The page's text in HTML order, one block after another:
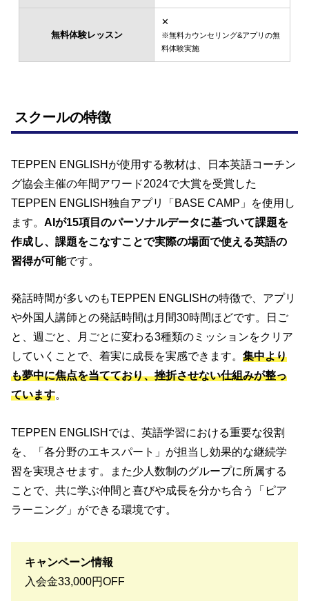
無料体験レッスン
✕
※無料カウンセリング&アプリの無
料体験実施
スクールの特徴
TEPPEN ENGLISHが使用する教材は、日本英語コーチン
グ協会主催の年間アワード2024で大賞を受賞した
TEPPEN ENGLISH独自アプリ「BASE CAMP」を使用し
ます。AIが15項目のパーソナルデータに基づいて課題を
作成し、課題をこなすことで実際の場面で使える英語の
習得が可能です。
発話時間が多いのもTEPPEN ENGLISHの特徴で、アプリ
や外国人講師との発話時間は月間30時間ほどです。日ご
と、週ごと、月ごとに変わる3種類のミッションをクリア
していくことで、着実に成長を実感できます。集中より
も夢中に焦点を当てており、挫折させない仕組みが整っ
ています。
TEPPEN ENGLISHでは、英語学習における重要な役割
を、「各分野のエキスパート」が担当し効果的な継続学
習を実現させます。また少人数制のグループに所属する
ことで、共に学ぶ仲間と喜びや成長を分かち合う「ピア
ラーニング」ができる環境です。
キャンペーン情報
入会金33,000円OFF